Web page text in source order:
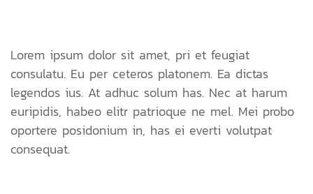
Lorem ipsum dolor sit amet, pri et feugiat
consulatu. Eu per ceteros platonem. Ea dictas
legendos ius. At adhuc solum has. Nec at harum
euripidis, habeo elitr patrioque ne mel. Mei probo
oportere posidonium in, has ei everti volutpat
consequat.